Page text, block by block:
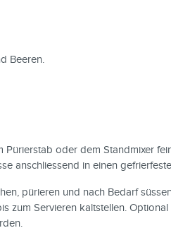
Beeren.
oder dem Standmixer
anschliessend in einen
pürieren und nach Bedarf
zum Servieren kaltstellen. Optional